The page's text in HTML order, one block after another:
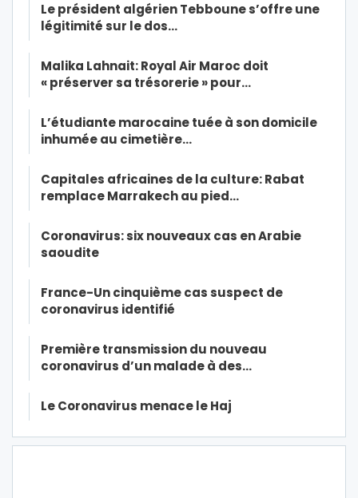
Le président algérien Tebboune s’offre une
légitimité sur le dos…
Malika Lahnait: Royal Air Maroc doit
« préserver sa trésorerie » pour…
L’étudiante marocaine tuée à son domicile
inhumée au cimetière…
Capitales africaines de la culture: Rabat
remplace Marrakech au pied…
Coronavirus: six nouveaux cas en Arabie
saoudite
France-Un cinquième cas suspect de
coronavirus identifié
Première transmission du nouveau
coronavirus d’un malade à des…
Le Coronavirus menace le Haj